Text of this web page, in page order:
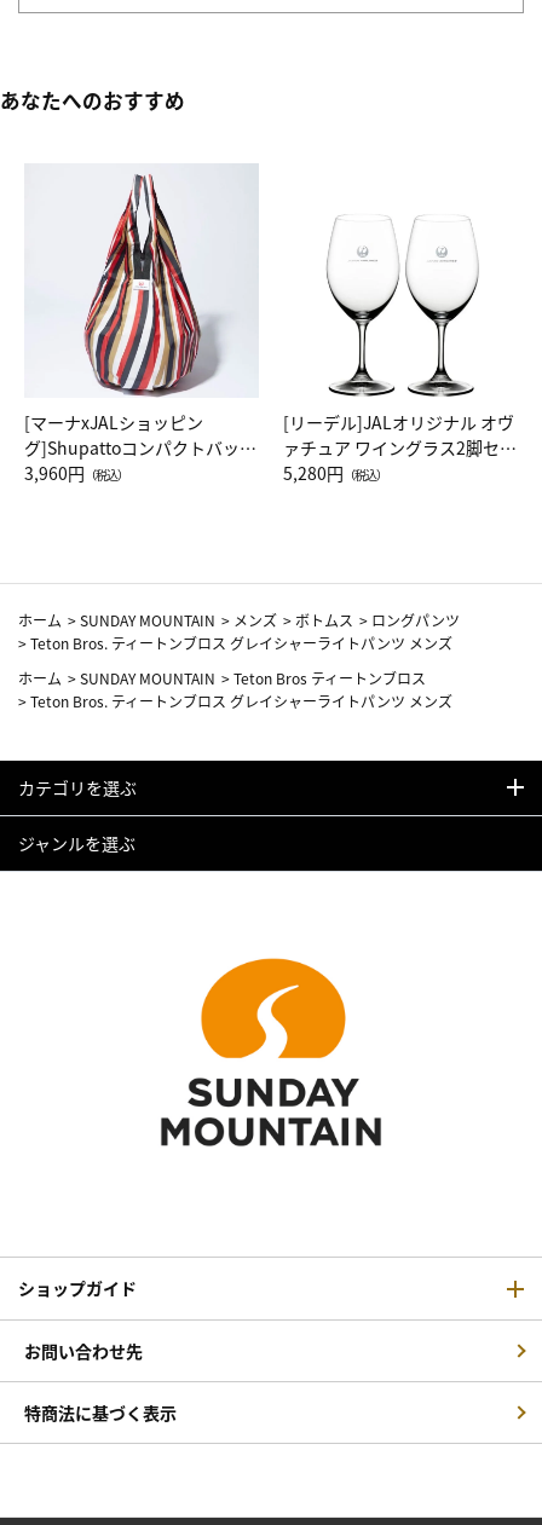
あなたへのおすすめ
[マーナxJALショッピン
グ]Shupattoコンパクトバッグ
Drop JAL客室乗務員（LC）ス
3,960円 （税込）
[リーデル]JALオリジナル オヴ
ァチュア ワイングラス2脚セッ
ト（レッドワイン）
5,280円 （税込）
ホーム >SUNDAY MOUNTAIN > メンズ > ボトムス > ロングパンツ
>Teton Bros. ティートンブロス グレイシャーライトパンツ メンズ
ホーム >SUNDAY MOUNTAIN >Teton Bros ティートンブロス
>Teton Bros. ティートンブロス グレイシャーライトパンツ メンズ
カテゴリを選ぶ
ジャンルを選ぶ
ショップガイド
お問い合わせ先
特商法に基づく表示